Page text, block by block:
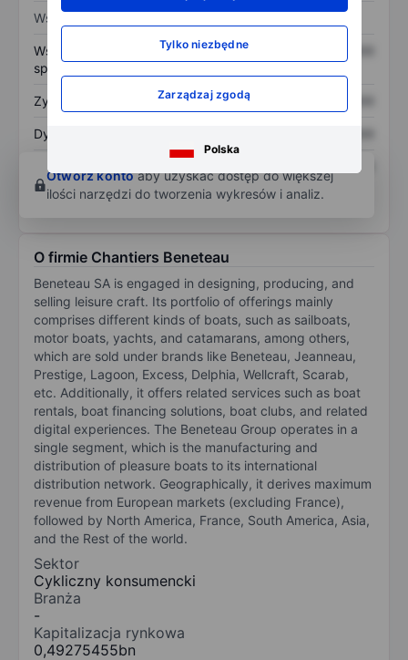
Tylko niezbędne
Zarządzaj zgodą
Polska
Wskaźniki
Współczynnik cena do
sprzedaży
XXXXXXX
Zysk na akcję XXXXXXX
Dywidenda na akcję
Zwrot z kapitału
własnego
XXXXXXX
Otwórz kontoaby uzyskać dostęp do większej
ilości narzędzi do tworzenia wykresów i analiz.
O firmie Chantiers Beneteau
Beneteau SA is engaged in designing, producing, and
selling leisure craft. Its portfolio of offerings mainly
comprises different kinds of boats, such as sailboats,
motor boats, yachts, and catamarans, among others,
which are sold under brands like Beneteau, Jeanneau,
Prestige, Lagoon, Excess, Delphia, Wellcraft, Scarab,
etc. Additionally, it offers related services such as boat
rentals, boat financing solutions, boat clubs, and related
digital experiences. The Beneteau Group operates in a
single segment, which is the manufacturing and
distribution of pleasure boats to its international
distribution network. Geographically, it derives maximum
revenue from European markets (excluding France),
followed by North America, France, South America, Asia,
and the Rest of the world.
Sektor
Cykliczny konsumencki
Branża
-
Kapitalizacja rynkowa
0,49275455bn